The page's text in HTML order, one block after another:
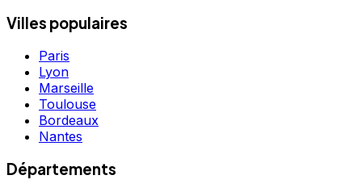
Villes populaires
Paris
Lyon
Marseille
Toulouse
Bordeaux
Nantes
Départements